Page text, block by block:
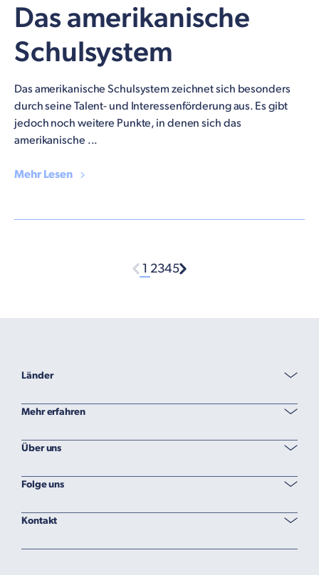
Das amerikanische
Schulsystem
Das amerikanische Schulsystem zeichnet sich besonders
durch seine Talent- und Interessenförderung aus. Es gibt
jedoch noch weitere Punkte, in denen sich das
amerikanische ...
Mehr Lesen
1 2345
Länder
Mehr erfahren
Über uns
Folge uns
Kontakt